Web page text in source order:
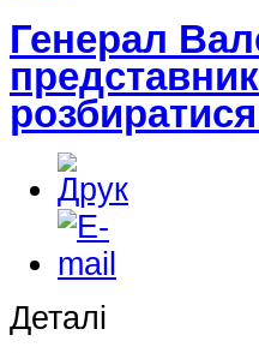
Генерал
Деталі